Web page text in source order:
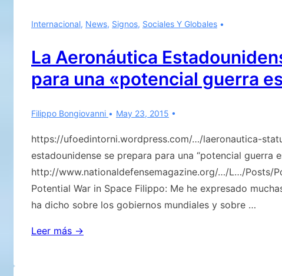
abejas
Internacional, News, Signos, Sociales Y Globales
La Aeronáutica
para una «potencial guerra
Filippo Bongiovanni May 23, 2015
https://ufoedintorni.wordpress.com/…/laeronautica-
estadounidense se prepara para una “potencial guerra
http://www.nationaldefensemagazine.org/…/L…/Posts/
Potential War in Space Filippo: Me he expresado
ha dicho sobre los gobiernos mundiales y sobre …
La
Leer más →